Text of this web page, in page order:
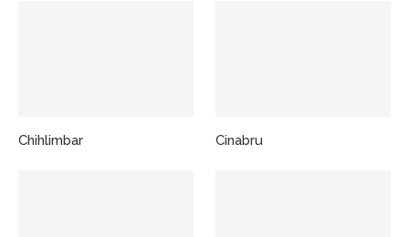
Chihlimbar Cinabru